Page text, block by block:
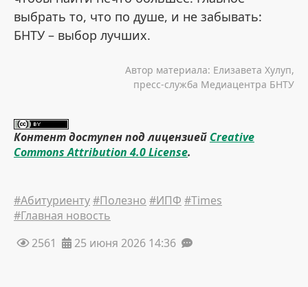
выбрать то, что по душе, и не забывать:
БНТУ – выбор лучших.
Автор материала: Елизавета Хулуп,
пресс-служба Медиацентра БНТУ
Контент доступен под лицензией Creative
Commons Attribution 4.0 License.
#Абитуриенту#Полезно #ИПФ #Times
#Главная новость
2561
25 июня 2026 14:36